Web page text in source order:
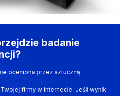
badanie
oceniona przez sztuczną
firmy w internecie. Jeśli wynik